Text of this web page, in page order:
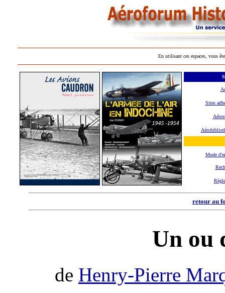
En utilisant ces espaces, vous
Sites
Mode
retour au
Un ou
de Henry-Pierre